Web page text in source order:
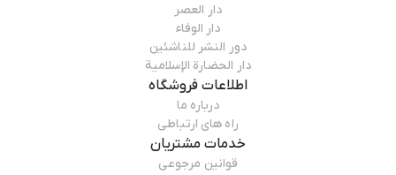
دار العصر
دار الوفاء
دور النشر للناشئین
دار الحضارة الإسلامیة
اطلاعات فروشگاه
درباره ما
راه های ارتباطی
خدمات مشتریان
قوانین مرجوعی